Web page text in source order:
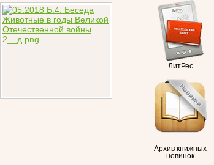
ЛитРес
Архив книжных
новинок